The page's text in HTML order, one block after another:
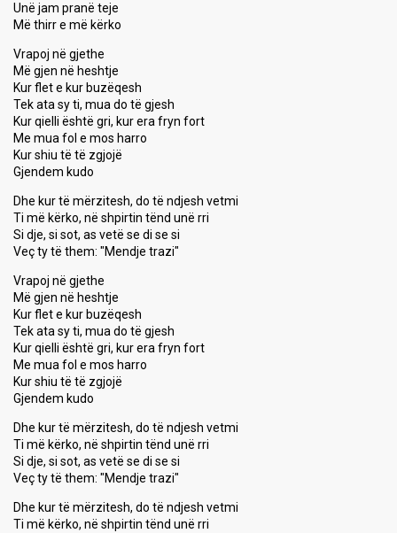
Unë jam pranë teje
Më thirr e më kërko
Vrapoj në gjethe
Më gjen në heshtje
Kur flet e kur buzëqesh
Tek ata sy ti, mua do të gjesh
Kur qielli është gri, kur era fryn fort
Me mua fol e mos harro
Kur shiu të të zgjojë
Gjendem kudo
Dhe kur të mërzitesh, do të ndjesh vetmi
Ti më kërko, në shpirtin tënd unë rri
Si dje, si sot, as vetë se di se si
Veç ty të them: "Mendje trazi"
Vrapoj në gjethe
Më gjen në heshtje
Kur flet e kur buzëqesh
Tek ata sy ti, mua do të gjesh
Kur qielli është gri, kur era fryn fort
Me mua fol e mos harro
Kur shiu të të zgjojë
Gjendem kudo
Dhe kur të mërzitesh, do të ndjesh vetmi
Ti më kërko, në shpirtin tënd unë rri
Si dje, si sot, as vetë se di se si
Veç ty të them: "Mendje trazi"
Dhe kur të mërzitesh, do të ndjesh vetmi
Ti më kërko, në shpirtin tënd unë rri